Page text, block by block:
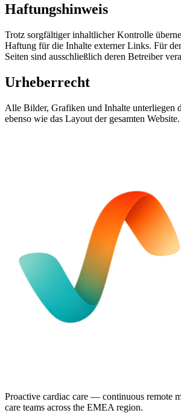
Haftungshinweis
Trotz sorgfältiger inhaltlicher Kontrolle
Haftung für die Inhalte externer Links. Für
Seiten sind ausschließlich deren Betreiber
Urheberrecht
Alle Bilder, Grafiken und Inhalte unterliegen
ebenso wie das Layout der gesamten Website.
Proactive cardiac care — continuous remote
care teams across the EMEA region.